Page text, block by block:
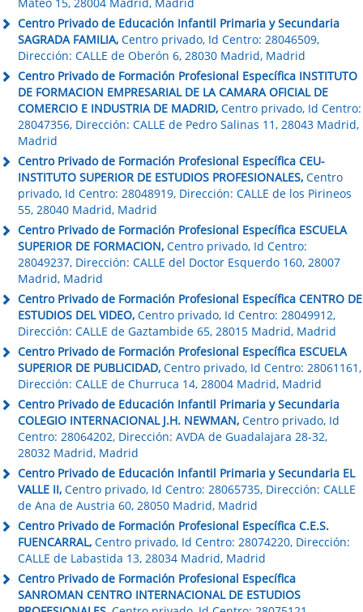
Centro Privado de Educación Infantil Primaria y Secundaria
SAGRADA FAMILIA, Centro privado, Id Centro: 28046509,
Dirección: CALLE de Oberón 6, 28030 Madrid, Madrid
Centro Privado de Formación Profesional Específica INSTITUTO
DE FORMACION EMPRESARIAL DE LA CAMARA OFICIAL DE
COMERCIO E INDUSTRIA DE MADRID, Centro privado, Id Centro:
28047356, Dirección: CALLE de Pedro Salinas 11, 28043 Madrid,
Madrid
Centro Privado de Formación Profesional Específica CEU-
INSTITUTO SUPERIOR DE ESTUDIOS PROFESIONALES, Centro
privado, Id Centro: 28048919, Dirección: CALLE de los Pirineos
55, 28040 Madrid, Madrid
Centro Privado de Formación Profesional Específica ESCUELA
SUPERIOR DE FORMACION, Centro privado, Id Centro:
28049237, Dirección: CALLE del Doctor Esquerdo 160, 28007
Madrid, Madrid
Centro Privado de Formación Profesional Específica CENTRO DE
ESTUDIOS DEL VIDEO, Centro privado, Id Centro: 28049912,
Dirección: CALLE de Gaztambide 65, 28015 Madrid, Madrid
Centro Privado de Formación Profesional Específica ESCUELA
SUPERIOR DE PUBLICIDAD, Centro privado, Id Centro: 28061161,
Dirección: CALLE de Churruca 14, 28004 Madrid, Madrid
Centro Privado de Educación Infantil Primaria y Secundaria
COLEGIO INTERNACIONAL J.H. NEWMAN, Centro privado, Id
Centro: 28064202, Dirección: AVDA de Guadalajara 28-32,
28032 Madrid, Madrid
Centro Privado de Educación Infantil Primaria y Secundaria EL
VALLE II, Centro privado, Id Centro: 28065735, Dirección: CALLE
de Ana de Austria 60, 28050 Madrid, Madrid
Centro Privado de Formación Profesional Específica C.E.S.
FUENCARRAL, Centro privado, Id Centro: 28074220, Dirección:
CALLE de Labastida 13, 28034 Madrid, Madrid
Centro Privado de Formación Profesional Específica
SANROMAN CENTRO INTERNACIONAL DE ESTUDIOS